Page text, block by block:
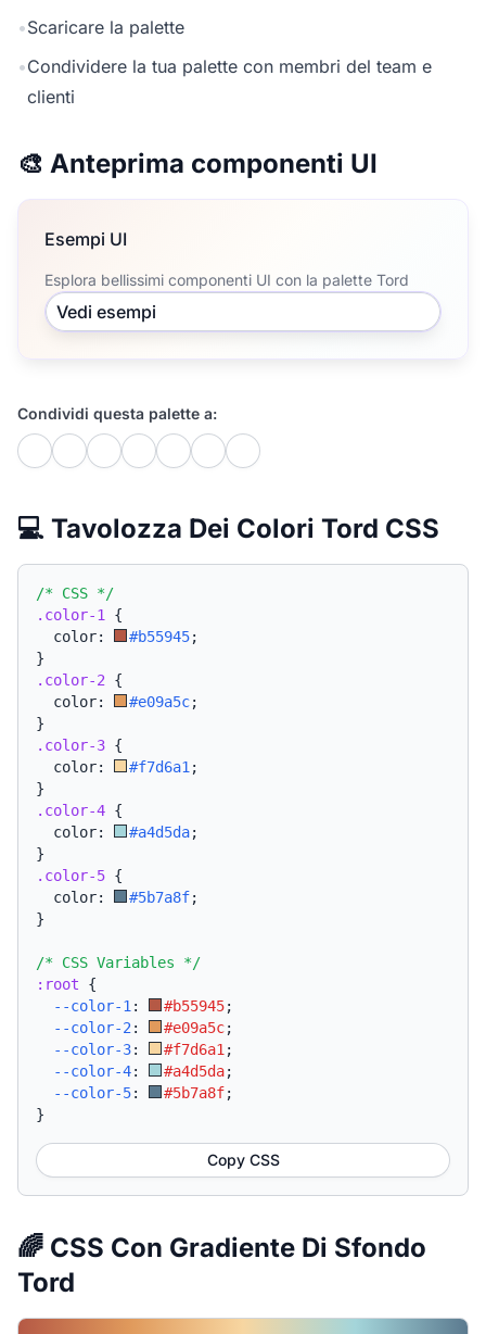
•Scaricare la palette
•Condividere la tua palette con membri del team e
clienti
🎨 Anteprima componenti UI
Esempi UI
Esplora bellissimi componenti UI con la palette Tord
Vedi esempi
Condividi questa palette a:
💻 Tavolozza Dei Colori Tord CSS
/* CSS */
.color-1
{
  color:
#b55945;
}
.color-2 {
  color:
#e09a5c;
}
.color-3 {
  color:
#f7d6a1 ;
}
.color-4 {
  color:
#a4d5da;
}
.color-5 {
  color:
#5b7a8f;
}
/* CSS Variables */
:root {
--color-1 : #b55945;
--color-2 : #e09a5c;
--color-3: #f7d6a1 ;
--color-4: #a4d5da;
--color-5: #5b7a8f;
}
Copy CSS
🌈 CSS Con Gradiente Di Sfondo
Tord